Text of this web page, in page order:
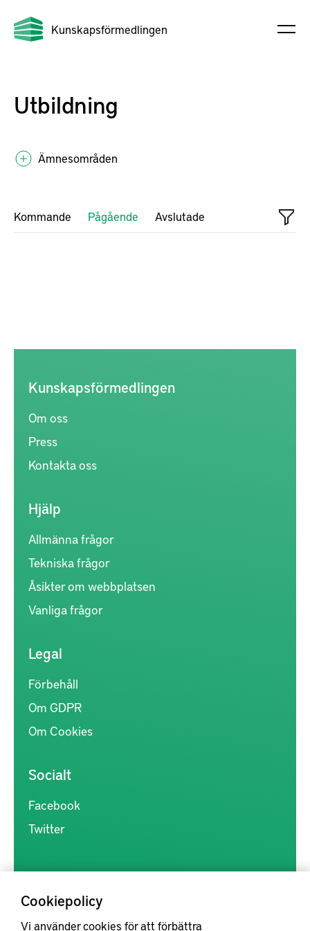
Kunskapsförmedlingen
Utbildning
Ämnesområden
Kommande Pågående Avslutade
Cookiepolicy
Vi använder cookies för att förbättra
Kunskapsförmedlingen
Om oss
Press
Kontakta oss
Hjälp
Allmänna frågor
Tekniska frågor
Åsikter om webbplatsen
Vanliga frågor
Legal
Förbehåll
Om GDPR
Om Cookies
Socialt
Facebook
Twitter